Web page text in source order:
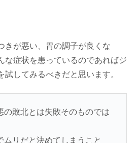
きが悪い、胃の調子が良くな
な症状を患っているのであればジ
試してみるべきだと思います。
の敗北とは失敗そのものでは
ムリだと決めてしまうこと